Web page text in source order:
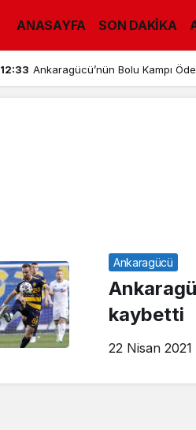
ANASAYFA SON DAKİKA
12:33 Ankaragücü’nün Bolu Kampı
Ankaragücü
kaybetti
22 Nisan